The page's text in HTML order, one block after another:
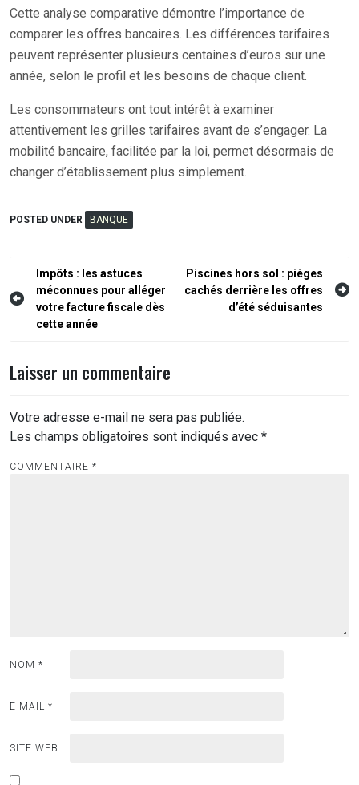
Cette analyse comparative démontre l’importance de
comparer les offres bancaires. Les différences tarifaires
peuvent représenter plusieurs centaines d’euros sur une
année, selon le profil et les besoins de chaque client.
Les consommateurs ont tout intérêt à examiner
attentivement les grilles tarifaires avant de s’engager. La
mobilité bancaire, facilitée par la loi, permet désormais de
changer d’établissement plus simplement.
POSTED UNDER BANQUE
Navigation
de
l’article
Impôts : les astuces
méconnues pour alléger
votre facture fiscale dès
cette année
Piscines hors sol : pièges
cachés derrière les offres
d’été séduisantes
Laisser un commentaire
Votre adresse e-mail ne sera pas publiée.
Les champs obligatoires sont indiqués avec *
COMMENTAIRE *
NOM *
E-MAIL *
SITE WEB